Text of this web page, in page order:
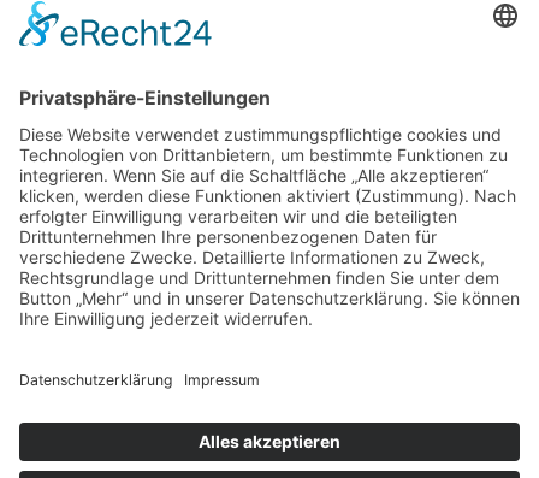
Datenschutz­erklärung
Bereiche
Pharmazie
Pflege
Psychologie
Seelsorge
Soziale Arbeit
Rechtsberufe
Physio-, Ergotherapie & Logopädie
Künstlerische Therapien
Ernährung
Materialien
Poster zum Download
Social-Media-Dateien zum Download
Blog